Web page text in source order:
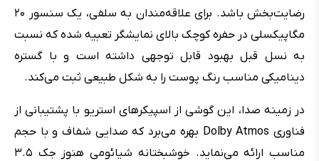
رضایت‌بخش باشد. برای علاقه‌مندان به سلفی، یک سنسور ۲۰
مگاپیکسلی در حفره کوچک بالای نمایشگر تعبیه شده که نسبت
به نسل قبل بهبود قابل توجهی داشته است و با گستره
دینامیکی مناسب رنگ پوست را به شکل طبیعی ثبت می‌کند.
در زمینه صدا،‌ این گوشی از اسپیکرهای استریو با پشتیبانی از
فناوری Dolby Atmos بهره می‌برد که صدایی شفاف و با حجم
مناسب ارائه می‌نماید. خوشبختانه شیائومی هنوز جک ۳.۵